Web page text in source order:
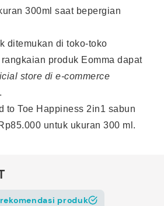
300ml saat bepergian
ditemukan di toko-toko
produk Eomma dapat
store di e-commerce
to Toe Happiness 2in1 sabun
untuk ukuran 300 ml.
rekomendasi produk